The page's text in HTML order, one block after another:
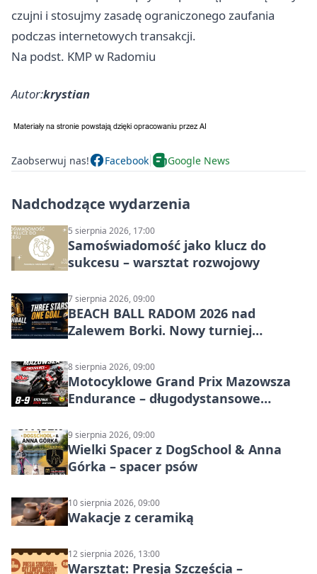
czujni i stosujmy zasadę ograniczonego zaufania
podczas internetowych transakcji.
Na podst. KMP w Radomiu
Autor:krystian
Zaobserwuj nas! Facebook Google News
Nadchodzące wydarzenia
5 sierpnia 2026, 17:00
Samoświadomość jako klucz do
sukcesu – warsztat rozwojowy
7 sierpnia 2026, 09:00
BEACH BALL RADOM 2026 nad
Zalewem Borki. Nowy turniej
8 sierpnia 2026, 09:00
Motocyklowe Grand Prix Mazowsza
Endurance – długodystansowe
9 sierpnia 2026, 09:00
Wielki Spacer z DogSchool & Anna
Górka – spacer psów
10 sierpnia 2026, 09:00
Wakacje z ceramiką
12 sierpnia 2026, 13:00
Warsztat: Presja Szczęścia –